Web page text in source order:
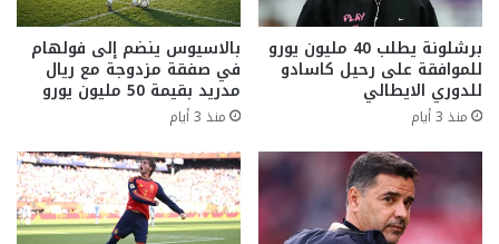
برشلونة يطلب 40 مليون يورو
للموافقة على رحيل كاسادو
للدوري الايطالي
منذ 3 أيام
بالاسيوس ينضم إلى فولهام
في صفقة مزدوجة مع ريال
مدريد بقيمة 50 مليون يورو
منذ 3 أيام